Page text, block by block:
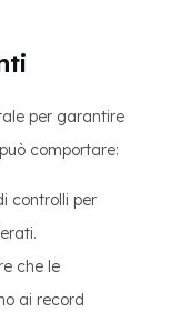
per garantire
comportare:
controlli per
che le
ai record